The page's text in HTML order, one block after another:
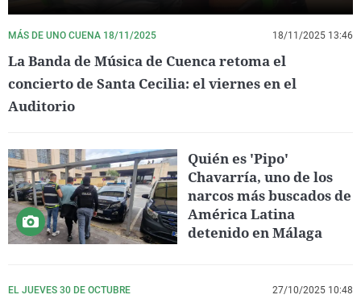
MÁS DE UNO CUENA 18/11/2025 18/11/2025 13:46
La Banda de Música de Cuenca retoma el
concierto de Santa Cecilia: el viernes en el
Auditorio
Quién es 'Pipo'
Chavarría, uno de los
narcos más buscados de
América Latina
detenido en Málaga
EL JUEVES 30 DE OCTUBRE 27/10/2025 10:48